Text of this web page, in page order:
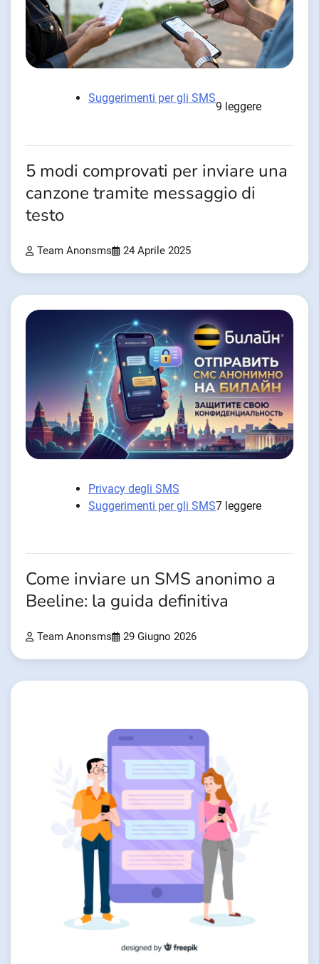
Suggerimenti per gli SMS
9 leggere
5 modi comprovati per inviare una
canzone tramite messaggio di
testo
Team Anonsms 24 Aprile 2025
Privacy degli SMS
Suggerimenti per gli SMS7 leggere
Come inviare un SMS anonimo a
Beeline: la guida definitiva
Team Anonsms 29 Giugno 2026